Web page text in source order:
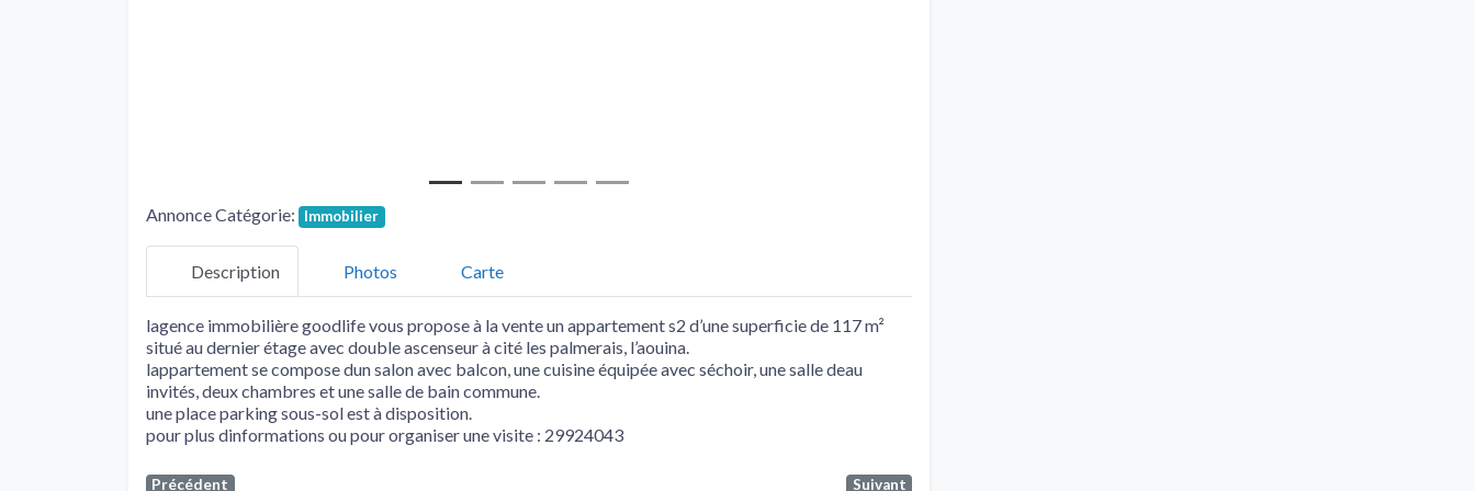
Annonce Catégorie: Immobilier
Description Photos Carte
lagence immobilière goodlife vous propose à la vente un appartement s2 d’une superficie de 117 m²
situé au dernier étage avec double ascenseur à cité les palmerais, l’aouina.
lappartement se compose dun salon avec balcon, une cuisine équipée avec séchoir, une salle deau
invités, deux chambres et une salle de bain commune.
une place parking sous-sol est à disposition.
pour plus dinformations ou pour organiser une visite : 29924043
Précédent Suivant